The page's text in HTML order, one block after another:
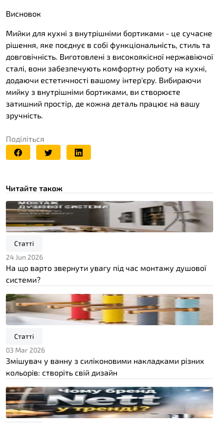
Висновок
Мийки для кухні з внутрішніми бортиками - це сучасне
рішення, яке поєднує в собі функціональність, стиль та
довговічність. Виготовлені з високоякісної нержавіючої
сталі, вони забезпечують комфортну роботу на кухні,
додаючи естетичності вашому інтер'єру. Вибираючи
мийку з внутрішніми бортиками, ви створюєте
затишний простір, де кожна деталь працює на вашу
зручність.
Поділіться
Читайте також
Статті
24 Jun 2026
На що варто звернути увагу під час монтажу душової
системи?
Статті
03 Mar 2026
Змішувач у ванну з силіконовими накладками різних
кольорів: створіть свій дизайн